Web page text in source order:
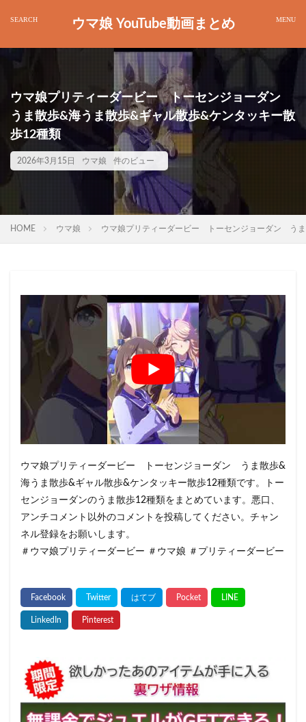
ウマ娘 YouTube動画まとめ
ウマ娘プリティーダービー トーセンジョーダン
うま散歩&海うま散歩&ギャル散歩&ケンタッキー散
歩12種類
2026年3月15日 ウマ娘 件のビュー
HOME ウマ娘 ウマ娘プリティーダービー トーセンジョーダン う
ウマ娘プリティーダービー トーセンジョーダン うま散歩&
海うま散歩&ギャル散歩&ケンタッキー散歩12種類です。トー
センジョーダンのうま散歩12種類をまとめています。悪口、
アンチコメント以外のコメントを投稿してください。チャン
ネル登録をお願いします。
＃ウマ娘プリティーダービー ＃ウマ娘 ＃プリティーダービー